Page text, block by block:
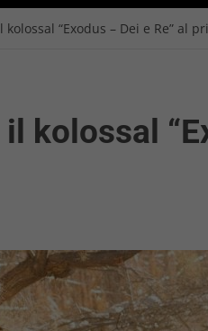
“Exodus – Dei e Re” al
kolossal